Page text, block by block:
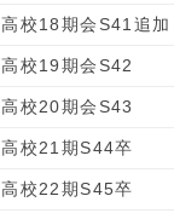
高校18期会S41追加
高校19期会S42
高校20期会S43
高校21期S44卒
高校22期S45卒